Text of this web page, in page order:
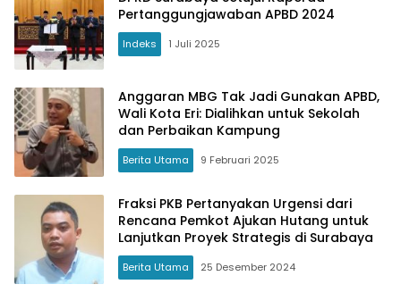
Pertanggungjawaban APBD 2024
Indeks 1 Juli 2025
Anggaran MBG Tak Jadi Gunakan APBD,
Wali Kota Eri: Dialihkan untuk Sekolah
dan Perbaikan Kampung
Berita Utama 9 Februari 2025
Fraksi PKB Pertanyakan Urgensi dari
Rencana Pemkot Ajukan Hutang untuk
Lanjutkan Proyek Strategis di Surabaya
Berita Utama 25 Desember 2024